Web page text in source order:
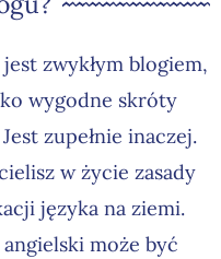
zwykłym blogiem,
wygodne skróty
zupełnie inaczej.
w życie zasady
języka na ziemi.
może być